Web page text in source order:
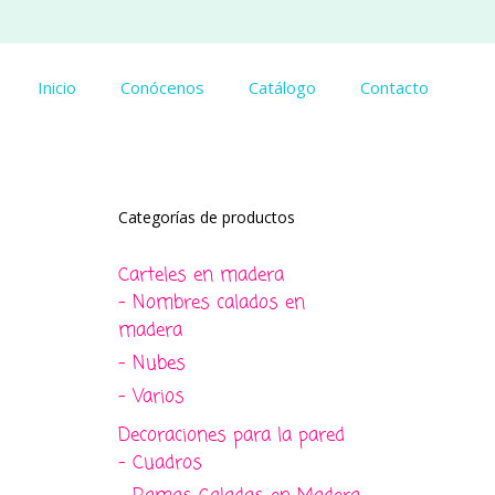
Inicio Conócenos Catálogo Contacto
Categorías de productos
Carteles en madera
- Nombres calados en
madera
- Nubes
- Varios
Decoraciones para la pared
- Cuadros